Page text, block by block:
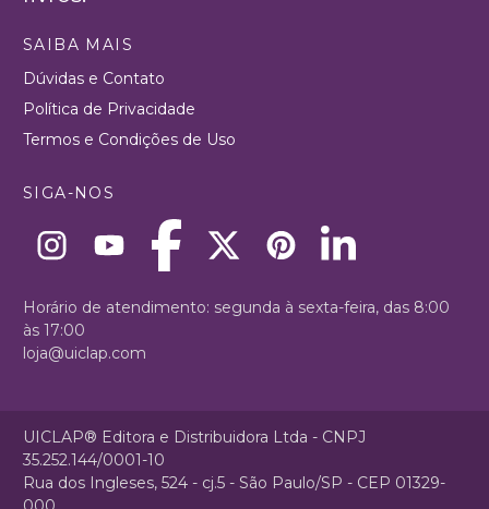
SAIBA MAIS
Dúvidas e Contato
Política de Privacidade
Termos e Condições de Uso
SIGA-NOS
Horário de atendimento: segunda à sexta-feira, das 8:00
às 17:00
loja@uiclap.com
UICLAP® Editora e Distribuidora Ltda - CNPJ
35.252.144/0001-10
Rua dos Ingleses, 524 - cj.5 - São Paulo/SP - CEP 01329-